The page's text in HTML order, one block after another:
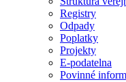
Registry
Odpady
Poplatky
Projekty
E-podatelna
Povinné